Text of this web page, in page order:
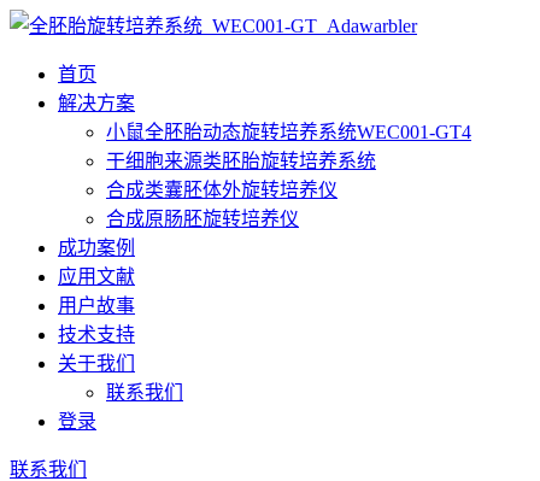
首页
解决方案
小鼠全胚胎动态旋转培养系统WEC001-GT4
干细胞来源类胚胎旋转培养系统
合成类囊胚体外旋转培养仪
合成原肠胚旋转培养仪
成功案例
应用文献
用户故事
技术支持
关于我们
联系我们
登录
联系我们